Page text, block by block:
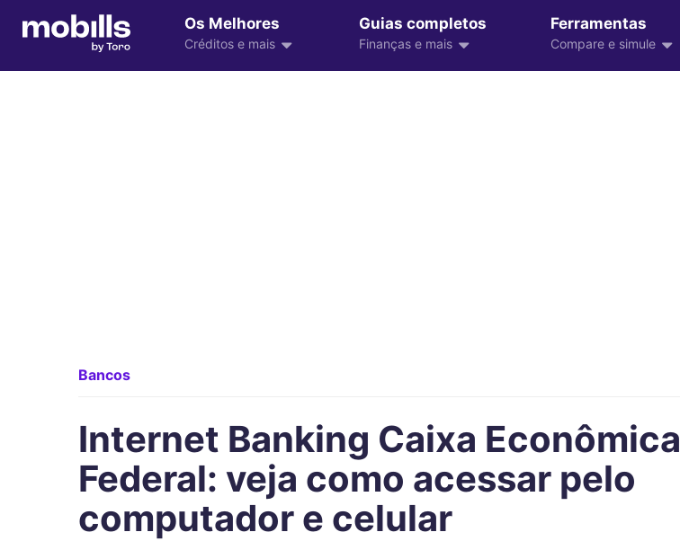
Os Melhores
Créditos e mais
Guias completos
Finanças e mais
Ferramentas
Compare e simule
Bancos
Internet Banking Caixa Econômica
Federal: veja como acessar pelo
computador e celular